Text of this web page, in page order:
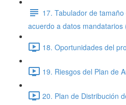
17. Tabulador de
acuerdo a datos mandatarios
18. Oportunidades del
19. Riesgos del Plan de
20. Plan de Distribución